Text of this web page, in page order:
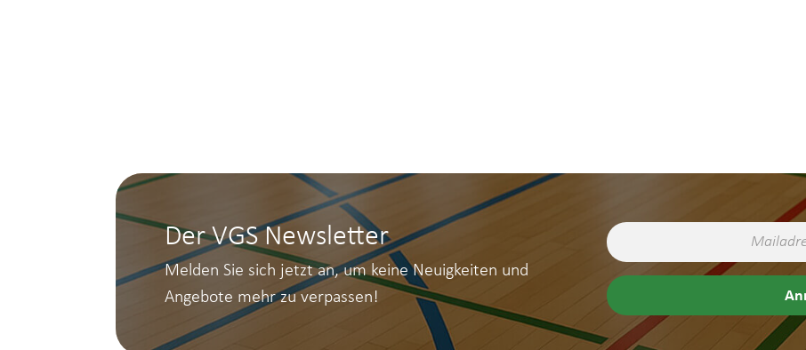
Der VGS Newsletter
Melden Sie sich jetzt an, um keine Neuigkeiten und
Angebote mehr zu verpassen!